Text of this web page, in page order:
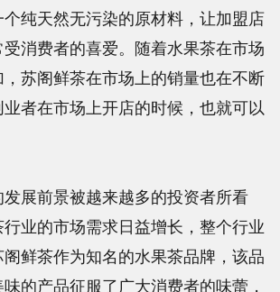
纯天然无污染的原材料，让加盟店
消费者的喜爱。随着水果茶在市场
苏阁鲜茶在市场上的销量也在不断
者在市场上开店的时候，也就可以
前景被越来越多的投资者所看
业的市场需求日益增长，整个行业
阁鲜茶作为知名的水果茶品牌，该品
的产品征服了广大消费者的味蕾，